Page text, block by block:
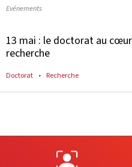
Evénements
13 mai : le doctorat au
recherche
Doctorat Recherche